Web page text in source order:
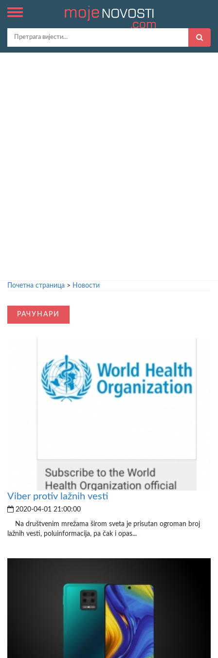
Почетна страница > Новости
РАЧУНАРИ
Viber protiv lažnih vesti
2020-04-01 21:00:00
Na društvenim mrežama širom sveta je prisutan ogroman broj
lažnih vesti, poluinformacija, pa čak i opas...